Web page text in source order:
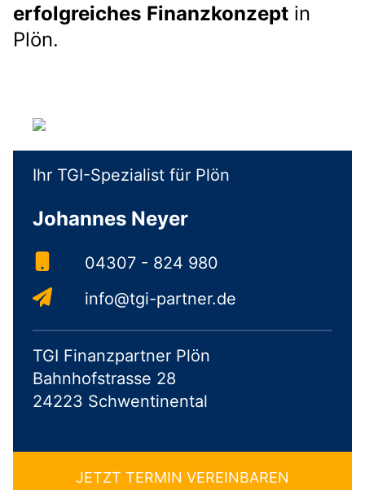
erfolgreiches Finanzkonzept in
Plön.
Ihr TGI-Spezialist für Plön
Johannes Neyer
04307 - 824 980
info@tgi-partner.de
TGI Finanzpartner Plön
Bahnhofstrasse 28
24223 Schwentinental
JETZT TERMIN VEREINBAREN